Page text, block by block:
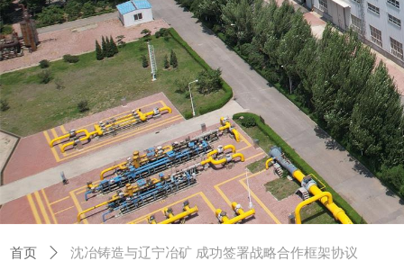
首页 ꄲ 沈冶铸造与辽宁冶矿 成功签署战略合作框架协议